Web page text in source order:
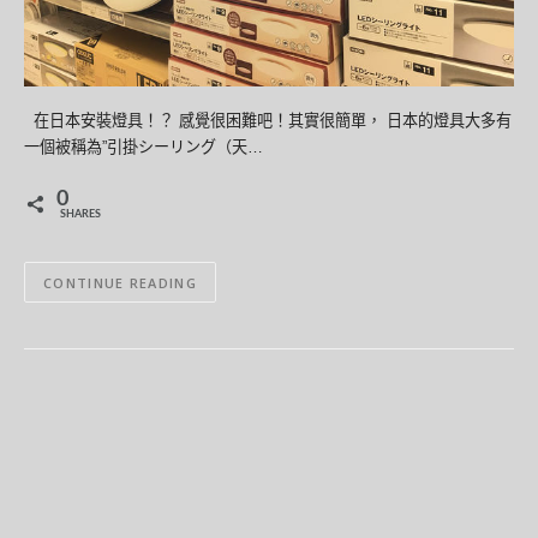
在日本安裝燈具！？ 感覺很困難吧！其實很簡單， 日本的燈具大多有
一個被稱為”引掛シーリング（天…
0
SHARES
CONTINUE READING